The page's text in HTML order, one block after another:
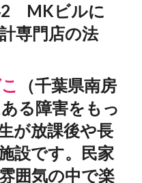
MKビルに
専門店の法
（千葉県南房
る障害をもっ
が放課後や長
設です。民家
囲気の中で楽